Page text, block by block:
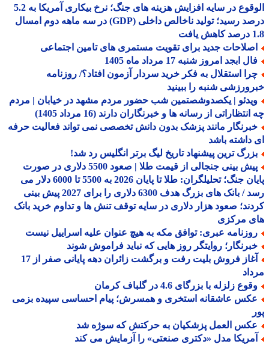
الوقوع در سایه افزایش هزینه های جنگ؛ نرخ بیکاری آمریکا به 5.2
درصد رسید؛ تولید ناخالص داخلی (GDP) در سه ماهه دوم امسال
جدید برای تقویت مستمری های تامین اجتماعی
ابجد امروز شنبه 17 مرداد ماه 1405
استقلال به فکر خرید سردار آزمون افتاد؟/ روزنامه
شنبه را ببینید
| یکصدوشصتمین شب حضور مردم مشهد در خیابان | مردم
از رسانه ها و خبرنگاران دارند (16 مرداد 1405)
مانند پزشک بدون دانش تخصصی نمی تواند فعالیت حرفه
داشته باشد
ترین پیشنهاد تاریخ لیگ برتر انگلیس رد شد!
پیش بینی جنجالی از قیمت طلا | صعود 5500 دلاری در صورت
پایان جنگ؛ تحلیلگران: طلا تا پایان 2026 به 5500 تا 6000 دلار می
رسد / بانک های بزرگ هدف 6300 دلاری را برای 2027 پیش بینی
صعود هزار دلاری در سایه توقف تنش ها و تداوم خرید بانک
مرکزی
عبری: توافق مکه به هیچ عنوان علیه اسراییل نیست
روایتگر روز هایی که نباید فراموش شوند
آغاز فروش بلیت رفت و برگشت زائران دهه پایانی صفر از 17
زلزله با بزرگای 4.6 در گلباف کرمان
عاشقانه استخری و همسرش؛ پیام احساسی سپیده بزمی
العمل پزشکیان به حرکتش که سوژه شد
مدل «دکتری صنعتی» را آزمایش می کند